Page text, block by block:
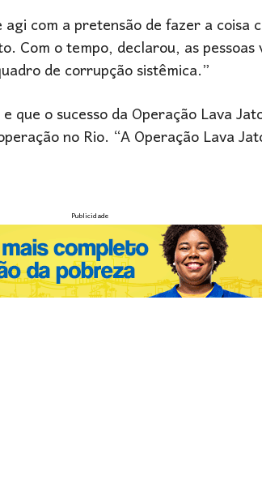
com a pretensão de fazer a
Com o tempo, declarou, as
de corrupção sistêmica.”
que o sucesso da Operação Lava
no Rio. “A Operação Lava
Publicidade